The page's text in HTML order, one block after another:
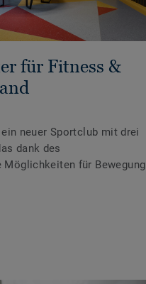
für Fitness &
neuer Sportclub mit drei
dank des
Möglichkeiten für Bewegung